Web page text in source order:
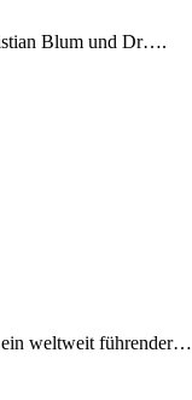
Blum und Dr….
ein weltweit führender…